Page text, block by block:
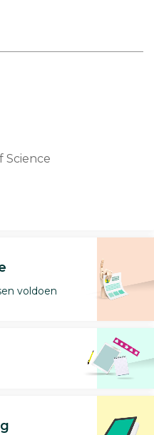
Science
voldoen